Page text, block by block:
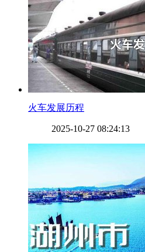
​火车发展历程
2025-10-27 08:24:13